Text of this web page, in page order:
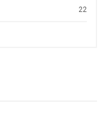
22